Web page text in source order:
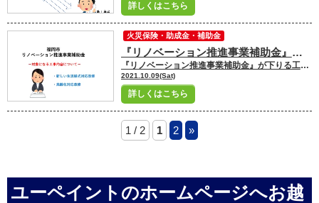
詳しくはこちら
『リノベーション推進事業補助金』が下りる工事の種類って？③|福岡市・糸島市の屋根塗装・外壁塗装専門店ユーペイント
『リノベーション推進事業補助金』が下りる工事の種類って？③ 新しい生活様式対応改修・高齢化対応改修について 福岡市・糸島市の屋根塗装 外壁塗装専門店ユーペイント スタッフの岩佐です
2021.10.09(Sat)
詳しくはこちら
火災保険・助成金・補助金
1 / 2 1 2 »
ユーペイントのホームページへお越